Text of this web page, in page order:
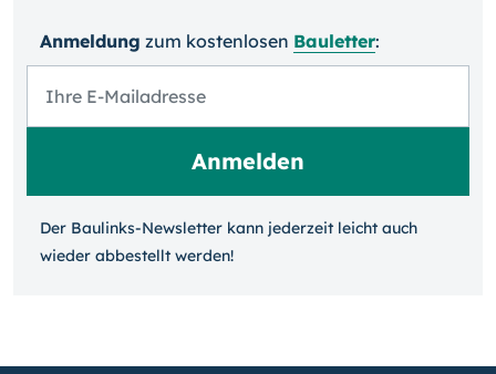
Anmeldung zum kosten­losen Bauletter:
Der Baulinks-Newsletter kann jeder­zeit leicht auch
wieder ab­bestellt werden!